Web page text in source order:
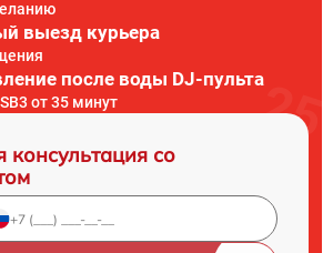
выезд курьера
после воды DJ-пульта
от 35 минут
консультация со